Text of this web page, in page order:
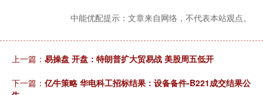
中能优配提示：文章来自网络，不代表本站观点。
上一篇： 易操盘 开盘：特朗普扩大贸易战 美股周五低开
下一篇： 亿牛策略 华电科工招标结果：设备备件-B221成交结果公